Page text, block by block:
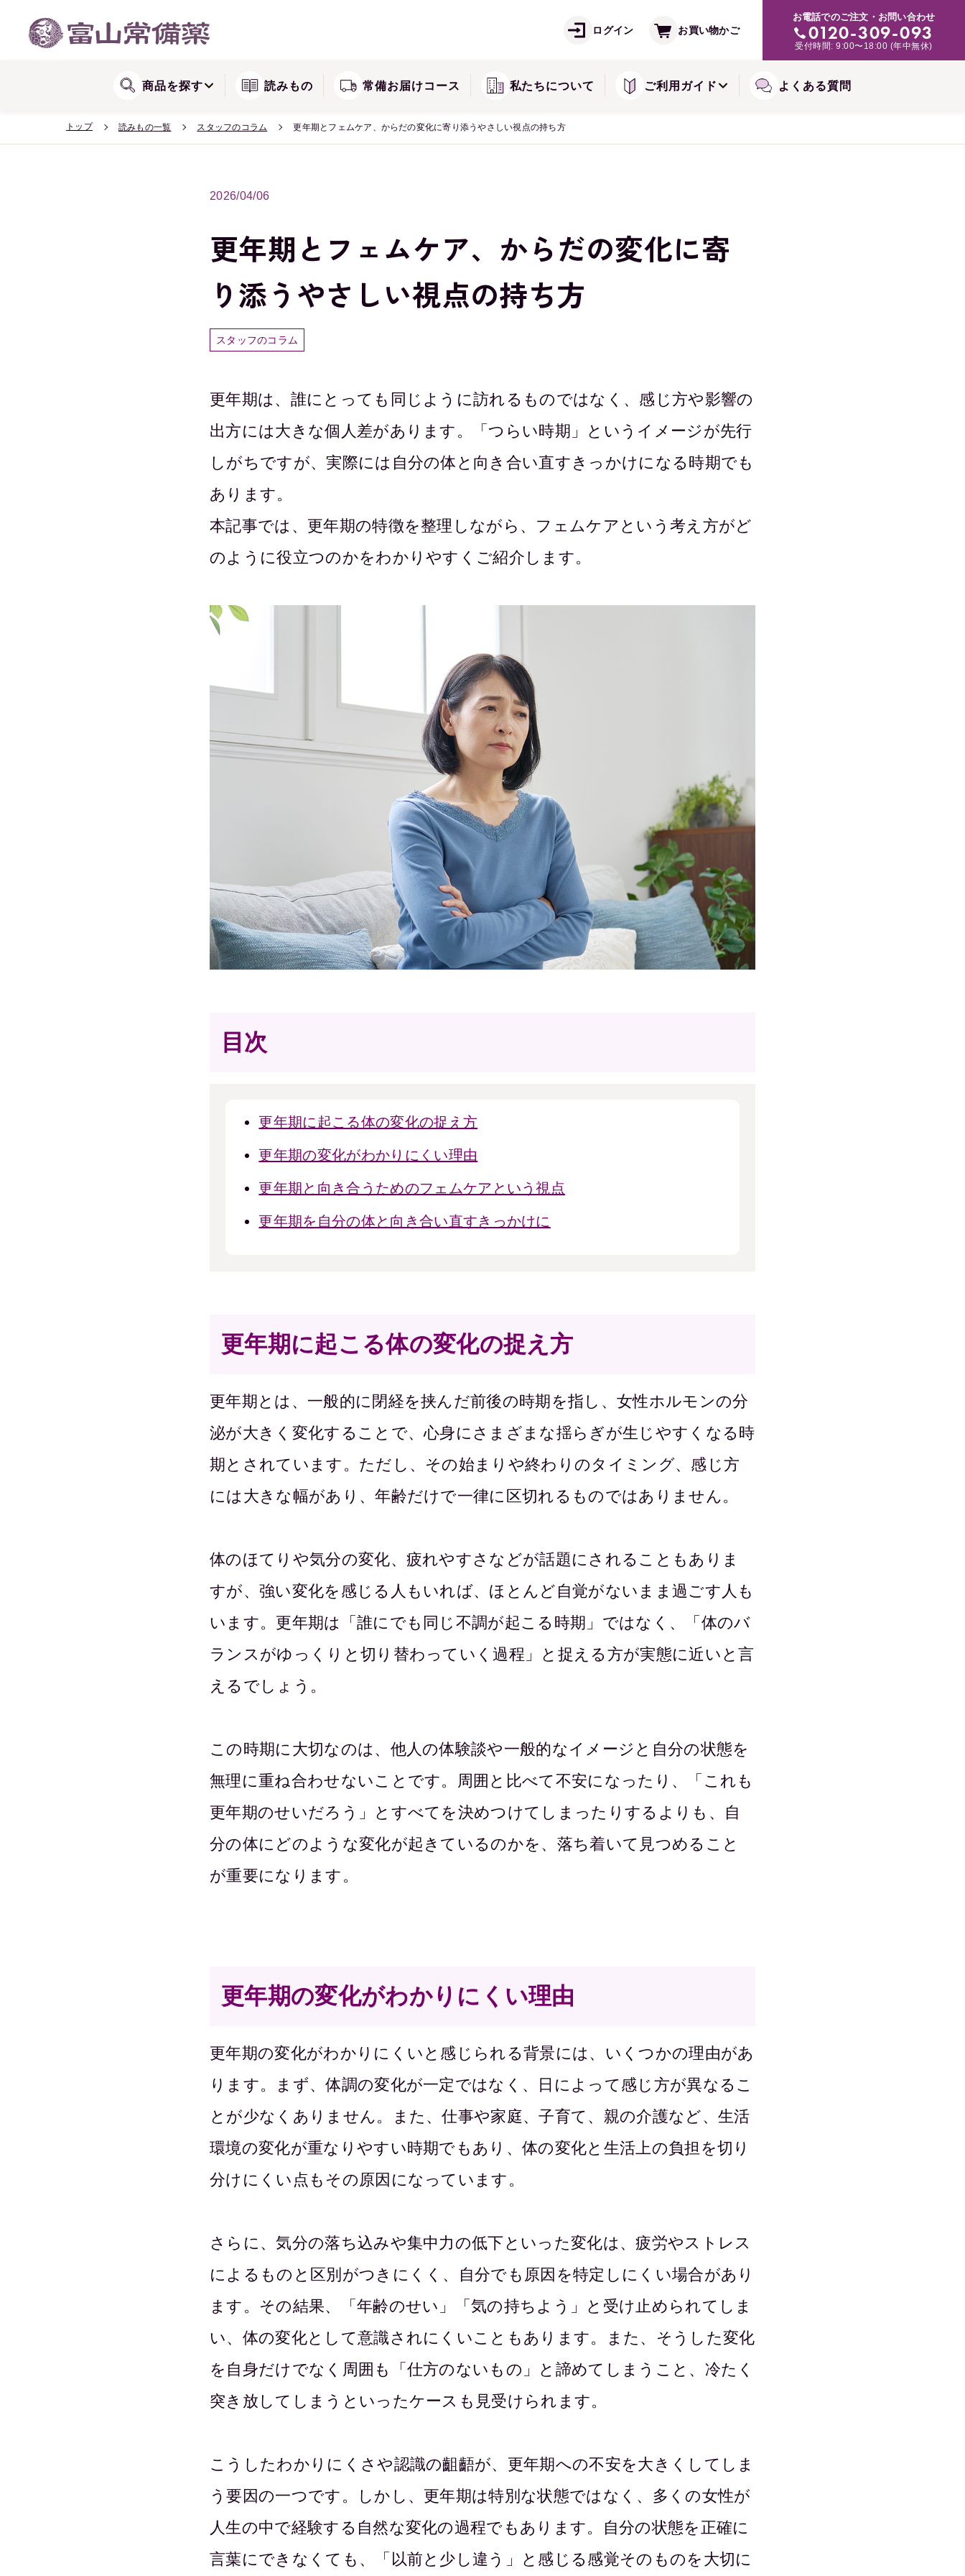
ログイン お買い物かご
お電話でのご注文・お問い合わせ
0120-309-093
受付時間: 9:00〜18:00 (年中無休)
商品を探す
リョウシンシリーズ
痛み・肌トラブルの緩和に
読みもの 常備お届けコース 私たちについて ご利用ガイド
常備お届けコースについて
よくある質問
トップ 読みもの一覧 スタッフのコラム 更年期とフェムケア、からだの変化に寄り添うやさしい視点の持ち方
2026/04/06
更年期とフェムケア、からだの変化に寄
り添うやさしい視点の持ち方
スタッフのコラム
更年期は、誰にとっても同じように訪れるものではなく、感じ方や影響の
出方には大きな個人差があります。「つらい時期」というイメージが先行
しがちですが、実際には自分の体と向き合い直すきっかけになる時期でも
あります。
本記事では、更年期の特徴を整理しながら、フェムケアという考え方がど
のように役立つのかをわかりやすくご紹介します。
目次
更年期に起こる体の変化の捉え方
更年期の変化がわかりにくい理由
更年期と向き合うためのフェムケアという視点
更年期を自分の体と向き合い直すきっかけに
更年期に起こる体の変化の捉え方
更年期とは、一般的に閉経を挟んだ前後の時期を指し、女性ホルモンの分
泌が大きく変化することで、心身にさまざまな揺らぎが生じやすくなる時
期とされています。ただし、その始まりや終わりのタイミング、感じ方
には大きな幅があり、年齢だけで一律に区切れるものではありません。
体のほてりや気分の変化、疲れやすさなどが話題にされることもありま
すが、強い変化を感じる人もいれば、ほとんど自覚がないまま過ごす人も
います。更年期は「誰にでも同じ不調が起こる時期」ではなく、「体のバ
ランスがゆっくりと切り替わっていく過程」と捉える方が実態に近いと言
えるでしょう。
この時期に大切なのは、他人の体験談や一般的なイメージと自分の状態を
無理に重ね合わせないことです。周囲と比べて不安になったり、「これも
更年期のせいだろう」とすべてを決めつけてしまったりするよりも、自
分の体にどのような変化が起きているのかを、落ち着いて見つめること
が重要になります。
更年期の変化がわかりにくい理由
更年期の変化がわかりにくいと感じられる背景には、いくつかの理由があ
ります。まず、体調の変化が一定ではなく、日によって感じ方が異なるこ
とが少なくありません。また、仕事や家庭、子育て、親の介護など、生活
環境の変化が重なりやすい時期でもあり、体の変化と生活上の負担を切り
分けにくい点もその原因になっています。
さらに、気分の落ち込みや集中力の低下といった変化は、疲労やストレス
によるものと区別がつきにくく、自分でも原因を特定しにくい場合があり
ます。その結果、「年齢のせい」「気の持ちよう」と受け止められてしま
い、体の変化として意識されにくいこともあります。また、そうした変化
を自身だけでなく周囲も「仕方のないもの」と諦めてしまうこと、冷たく
突き放してしまうといったケースも見受けられます。
こうしたわかりにくさや認識の齟齬が、更年期への不安を大きくしてしま
う要因の一つです。しかし、更年期は特別な状態ではなく、多くの女性が
人生の中で経験する自然な変化の過程でもあります。自分の状態を正確に
言葉にできなくても、「以前と少し違う」と感じる感覚そのものを大切に